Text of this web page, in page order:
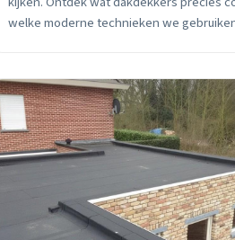
welke moderne technieken we